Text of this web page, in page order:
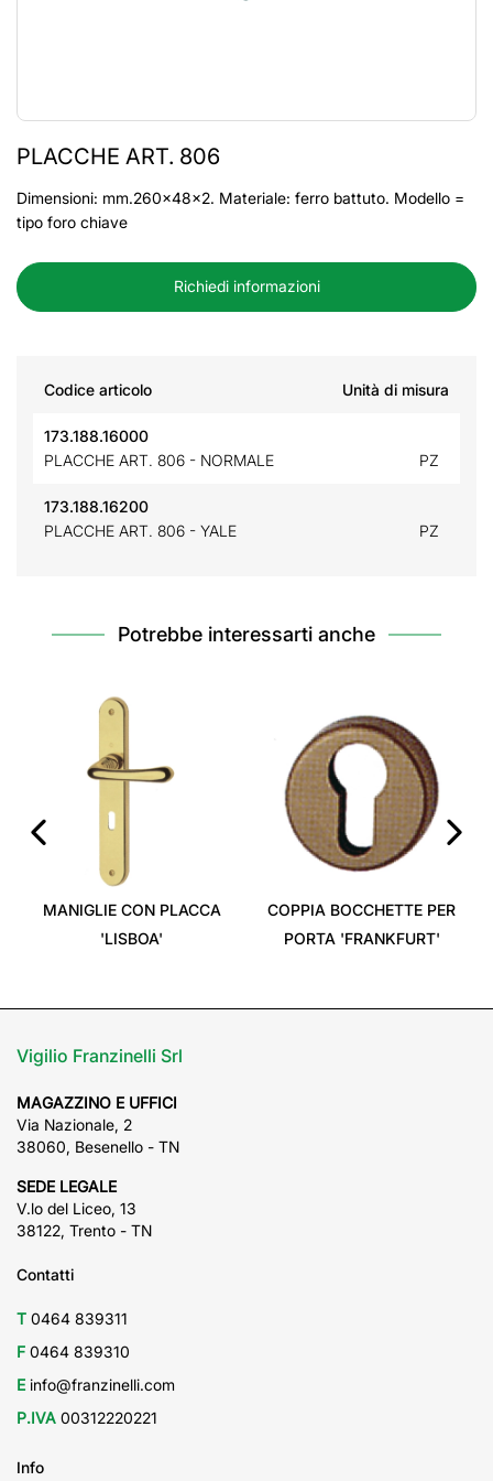
PLACCHE ART. 806
Dimensioni: mm.260x48x2. Materiale: ferro battuto. Modello =
tipo foro chiave
Richiedi informazioni
Codice articolo Unità di misura
173.188.16000
PLACCHE ART. 806 - NORMALE
PZ
173.188.16200
PLACCHE ART. 806 - YALE
PZ
Potrebbe interessarti anche
MANIGLIE CON PLACCA
'LISBOA'
COPPIA BOCCHETTE PER
PORTA 'FRANKFURT'
Vigilio Franzinelli Srl
MAGAZZINO E UFFICI
Via Nazionale, 2
38060, Besenello - TN
SEDE LEGALE
V.lo del Liceo, 13
38122, Trento - TN
Contatti
T 0464 839311
F 0464 839310
E info@franzinelli.com
P.IVA 00312220221
Info